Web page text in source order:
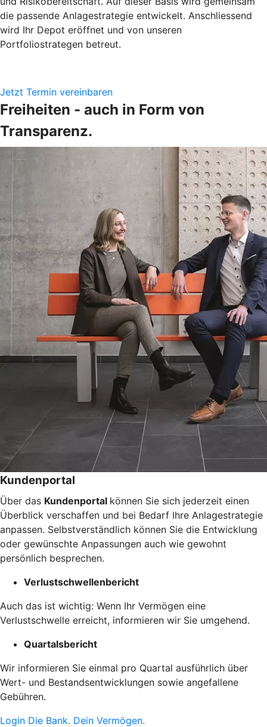
die passende Anlagestrategie entwickelt. Anschliessend
wird Ihr Depot eröffnet und von unseren
Portfoliostrategen betreut.
Jetzt Termin vereinbaren
Freiheiten - auch in Form von
Transparenz.
Kundenportal
Über das Kundenportal können Sie sich jederzeit einen
Überblick verschaffen und bei Bedarf Ihre Anlagestrategie
anpassen. Selbstverständlich können Sie die Entwicklung
oder gewünschte Anpassungen auch wie gewohnt
persönlich besprechen.
Verlustschwellenbericht
Auch das ist wichtig: Wenn Ihr Vermögen eine
Verlustschwelle erreicht, informieren wir Sie umgehend.
Quartalsbericht
Wir informieren Sie einmal pro Quartal ausführlich über
Wert- und Bestandsentwicklungen sowie angefallene
Gebühren.
Login Die Bank. Dein Vermögen.